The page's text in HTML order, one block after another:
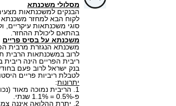
מסלולי משכנתא
הבנקים למשכנתאות
לקוח הבא למחזר
סוגי משכנתאות עיקריים, ולשלב
בהתאם ליכולת ההחזר.
משכנתא על בסיס פריים
משכנתא הנגזרת מרבית
לרוב במשכנתאות הרבית
ריבית הפריים הינה ריבית בנק ישראל
בנק ישראל לרוב פעם
לטבלת ריביות פריים
יתרונות:
1. הריבית נמוכה מאוד (נכון לחודש 02/18 ריבית הפריים 1.6, משכנתא
פ-0.5% = 1.1% שנתי.
2. יתרת ההלואה איננה צמודה למדד, לכן הולכת וקטנה עם הזמן.